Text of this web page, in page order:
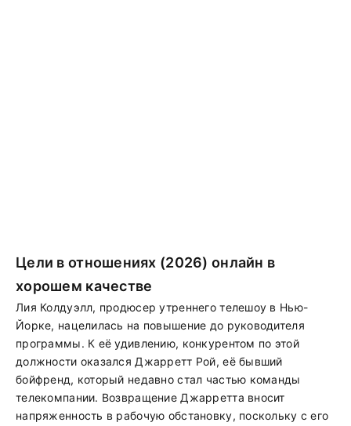
Цели в отношениях (2026) онлайн в
хорошем качестве
Лия Колдуэлл, продюсер утреннего телешоу в Нью-
Йорке, нацелилась на повышение до руководителя
программы. К её удивлению, конкурентом по этой
должности оказался Джарретт Рой, её бывший
бойфренд, который недавно стал частью команды
телекомпании. Возвращение Джарретта вносит
напряженность в рабочую обстановку, поскольку с его